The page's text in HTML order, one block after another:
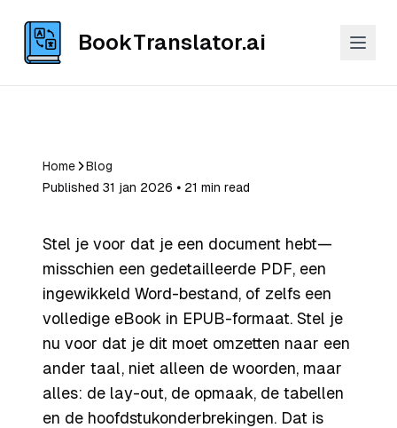
BookTranslator.ai
Home
Blog
Published 31 jan 2026 ⦁ 21 min read
Stel je voor dat je een document hebt—
misschien een gedetailleerde PDF, een
ingewikkeld Word-bestand, of zelfs een
volledige eBook in EPUB-formaat. Stel je
nu voor dat je dit moet omzetten naar een
ander taal, niet alleen de woorden, maar
alles: de lay-out, de opmaak, de tabellen
en de hoofdstukonderbrekingen. Dat is